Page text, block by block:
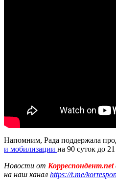
Напомним, Рада поддержала
и мобилизации на 90 суток до
Новости от Корреспондент.net
на наш канал https://t.me/